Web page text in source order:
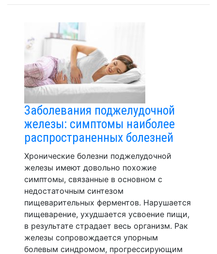
Заболевания поджелудочной
железы: симптомы наиболее
распространенных болезней
Хронические болезни поджелудочной
железы имеют довольно похожие
симптомы, связанные в основном с
недостаточным синтезом
пищеварительных ферментов. Нарушается
пищеварение, ухудшается усвоение пищи,
в результате страдает весь организм. Рак
железы сопровождается упорным
болевым синдромом, прогрессирующим